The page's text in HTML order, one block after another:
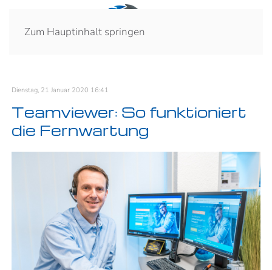
Zum Hauptinhalt springen
Dienstag, 21 Januar 2020 16:41
Teamviewer: So funktioniert
die Fernwartung